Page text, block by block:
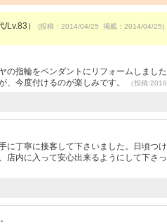
/Lv.83） (投稿：2014/04/25 掲載：2014/04/25)
指輪をペンダントにリフォームしまし
、今度付けるのが楽しみです。
（投稿
に丁寧に接客して下さいました。日頃つ
内に入って安心出来るようにして下さ